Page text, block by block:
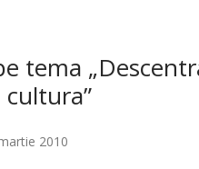
tema
2010